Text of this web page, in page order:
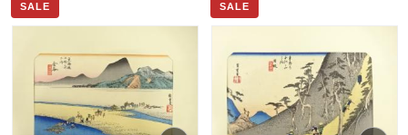
SALE SALE